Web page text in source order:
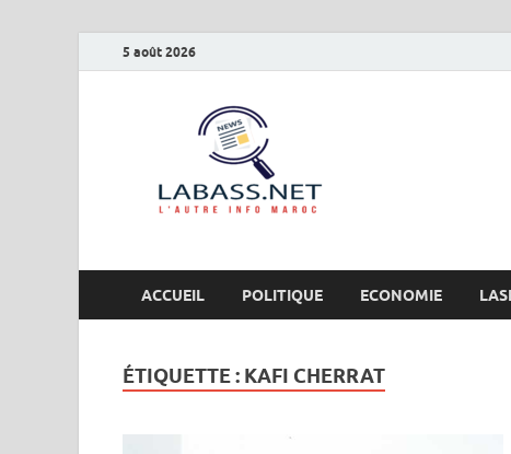
5 août 2026
ACCUEIL POLITIQUE ECONOMIE
ÉTIQUETTE : KAFI CHERRAT